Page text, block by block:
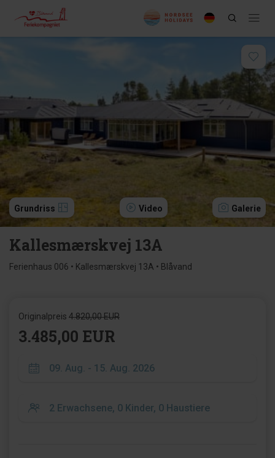
Grundriss Video Galerie
Kallesmærskvej 13A
Ferienhaus 006 • Kallesmærskvej 13A • Blåvand
Originalpreis 4.820,00 EUR
3.485,00 EUR